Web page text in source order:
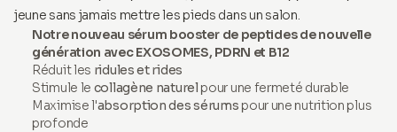
jeune sans jamais mettre les pieds dans un salon.
Notre nouveau sérum booster de peptides de nouvelle
génération avec EXOSOMES, PDRN et B12
Réduit les ridules et rides
Stimule le collagène naturelpour une fermeté durable
Maximise l'absorption des sérums pour une nutrition plus
profonde